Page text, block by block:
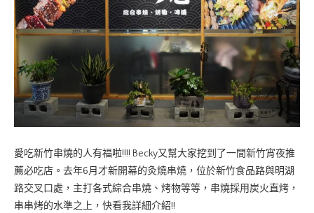
愛吃新竹串燒的人有福啦!!!! Becky又幫大家挖到了一間新竹宵夜推
薦必吃店。去年6月才新開幕的灸燒串燒，位於新竹食品路與明湖
路交叉口處，主打各式綜合串燒、烤物等等，串燒採用炭火直烤，
串串烤的水準之上，快看我詳細介紹!!